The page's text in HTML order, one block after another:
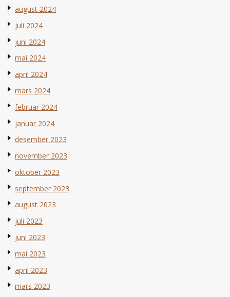
august 2024
juli 2024
juni 2024
mai 2024
april 2024
mars 2024
februar 2024
januar 2024
desember 2023
november 2023
oktober 2023
september 2023
august 2023
juli 2023
juni 2023
mai 2023
april 2023
mars 2023